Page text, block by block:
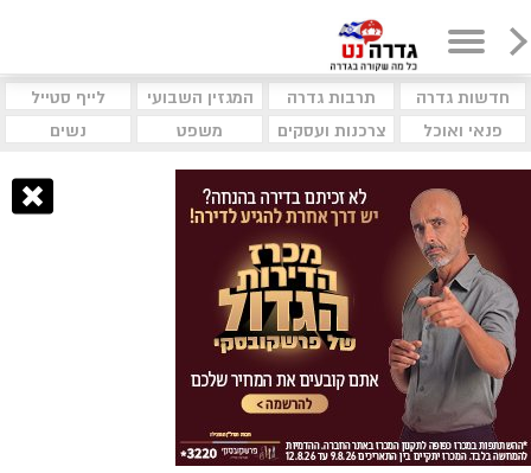
חדשות גדרה תרבות גדרה המגזין השבועי
לייף סטייל
פנאי ואוכל
צרכנות ועסקים משפט נשים